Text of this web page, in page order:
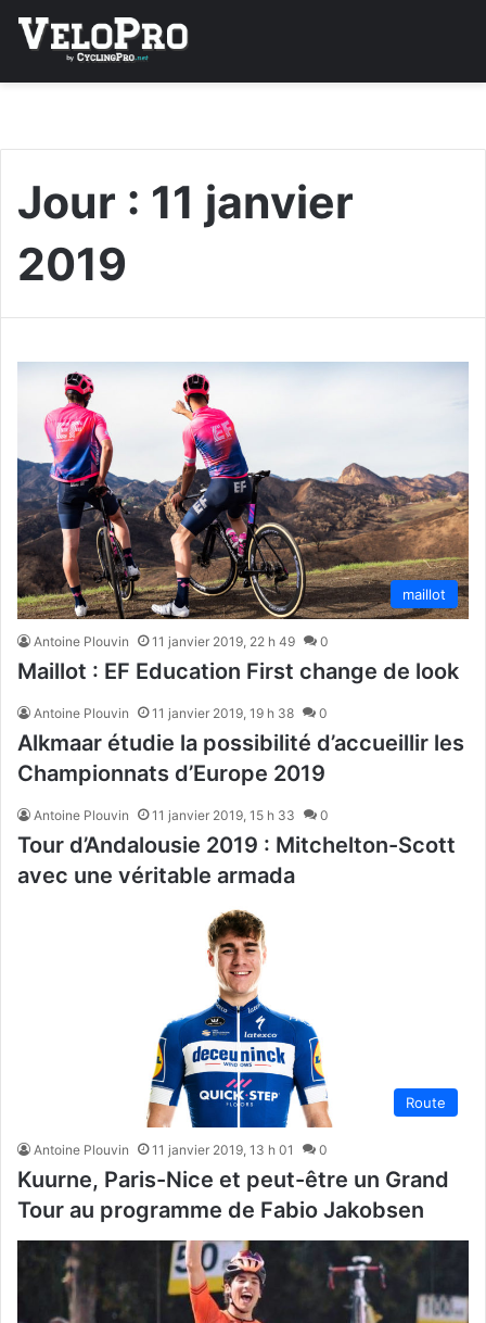
Jour : 11 janvier
2019
maillot
Antoine Plouvin 11 janvier 2019, 22 h 49 0
Maillot : EF Education First change de look
Antoine Plouvin 11 janvier 2019, 19 h 38 0
Alkmaar étudie la possibilité d’accueillir les
Championnats d’Europe 2019
Antoine Plouvin 11 janvier 2019, 15 h 33 0
Tour d’Andalousie 2019 : Mitchelton-Scott
avec une véritable armada
Route
Antoine Plouvin 11 janvier 2019, 13 h 01 0
Kuurne, Paris-Nice et peut-être un Grand
Tour au programme de Fabio Jakobsen